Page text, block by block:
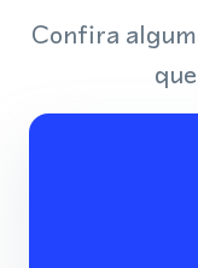
Confira